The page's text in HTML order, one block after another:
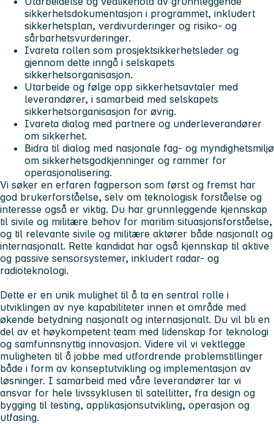
sikkerhetsdokumentasjon i programmet, inkludert
sikkerhetsplan, verdivurderinger og risiko- og
sårbarhetsvurderinger.
Ivareta rollen som prosjektsikkerhetsleder og
gjennom dette inngå i selskapets
sikkerhetsorganisasjon.
Utarbeide og følge opp sikkerhetsavtaler med
leverandører, i samarbeid med selskapets
sikkerhetsorganisasjon for øvrig.
Ivareta dialog med partnere og underleverandører
om sikkerhet.
Bidra til dialog med nasjonale fag- og myndighetsmiljø
om sikkerhetsgodkjenninger og rammer for
operasjonalisering.
Vi søker en erfaren fagperson som først og fremst har
god brukerforståelse, selv om teknologisk forståelse og
interesse også er viktig. Du har grunnleggende kjennskap
til sivile og militære behov for maritim situasjonsforståelse,
og til relevante sivile og militære aktører både nasjonalt og
internasjonalt. Rette kandidat har også kjennskap til aktive
og passive sensorsystemer, inkludert radar- og
radioteknologi.
Dette er en unik mulighet til å ta en sentral rolle i
utviklingen av nye kapabiliteter innen et område med
økende betydning nasjonalt og internasjonalt. Du vil bli en
del av et høykompetent team med lidenskap for teknologi
og samfunnsnyttig innovasjon. Videre vil vi vektlegge
muligheten til å jobbe med utfordrende problemstillinger
både i form av konseptutvikling og implementasjon av
løsninger. I samarbeid med våre leverandører tar vi
ansvar for hele livssyklusen til satellitter, fra design og
bygging til testing, applikasjonsutvikling, operasjon og
utfasing.